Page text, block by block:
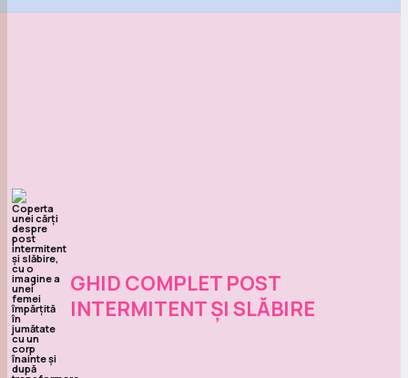
GHID COMPLET POST
INTERMITENT ȘI SLĂBIRE